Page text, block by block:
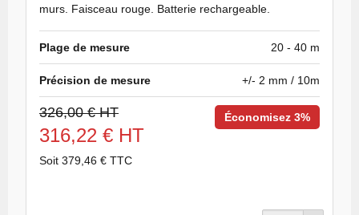
murs. Faisceau rouge. Batterie rechargeable.
Plage de mesure 20 - 40 m
Précision de mesure +/- 2 mm / 10m
Économisez 3%
326,00 € HT
316,22 € HT
Soit 379,46 € TTC